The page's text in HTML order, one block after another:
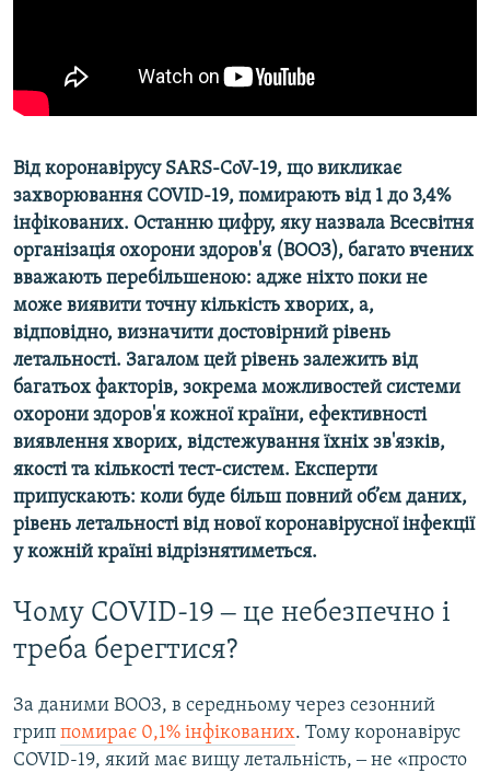
УКРАЇНСЬКА ПРОБЛЕМА КРИМУ
Qırımtatar
Усі сайти RFE/RL
Від коронавірусу SARS-CoV-19, що викликає
захворювання COVID-19, помирають від 1 до 3,4%
інфікованих. Останню цифру, яку назвала Всесвітня
організація охорони здоров'я (ВООЗ), багато вчених
вважають перебільшеною: адже ніхто поки не
може виявити точну кількість хворих, а,
відповідно, визначити достовірний рівень
летальності. Загалом цей рівень залежить від
багатьох факторів, зокрема можливостей системи
охорони здоров'я кожної країни, ефективності
виявлення хворих, відстежування їхніх зв'язків,
якості та кількості тест-систем. Експерти
припускають: коли буде більш повний об’єм даних,
рівень летальності від нової коронавірусної інфекції
у кожній країні відрізнятиметься.
Чому COVID-19 ‒ це небезпечно і
треба берегтися?
За даними ВООЗ, в середньому через сезонний
грип помирає 0,1% інфікованих. Тому коронавірус
COVID-19, який має вищу летальність, ‒ не «просто